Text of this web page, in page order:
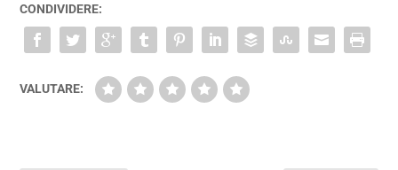
CONDIVIDERE:
VALUTARE: